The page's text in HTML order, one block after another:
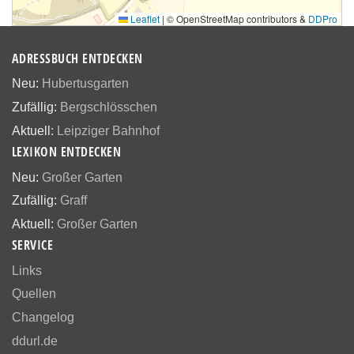
Leaflet | © OpenStreetMap contributors & DDPro
ADRESSBUCH ENTDECKEN
Neu: Hubertusgarten
Zufällig: Bergschlösschen
Aktuell: Leipziger Bahnhof
LEXIKON ENTDECKEN
Neu: Großer Garten
Zufällig: Graff
Aktuell: Großer Garten
SERVICE
Links
Quellen
Changelog
ddurl.de